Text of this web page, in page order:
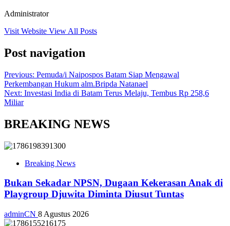
Administrator
Visit Website View All Posts
Post navigation
Previous: Pemuda/i Naipospos Batam Siap Mengawal
Perkembangan Hukum alm.Bripda Natanael
Next: Investasi India di Batam Terus Melaju, Tembus Rp 258,6
Miliar
BREAKING NEWS
Breaking News
Bukan Sekadar NPSN, Dugaan Kekerasan Anak di
Playgroup Djuwita Diminta Diusut Tuntas
adminCN 8 Agustus 2026